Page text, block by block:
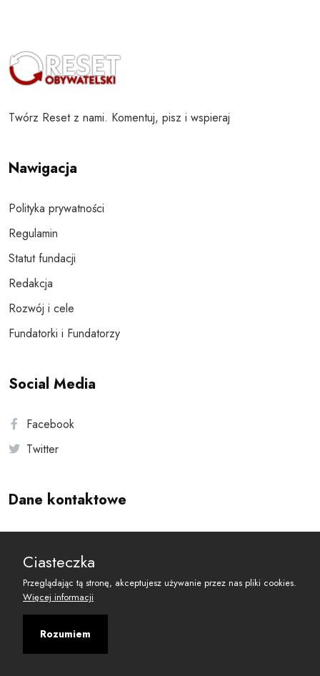
Twórz Reset z nami. Komentuj, pisz i wspieraj
Nawigacja
Polityka prywatności
Regulamin
Statut fundacji
Redakcja
Rozwój i cele
Fundatorki i Fundatorzy
Social Media
Facebook
Twitter
Dane kontaktowe
reset@resetobywatelski.pl
Ciasteczka
Przeglądając tą stronę, akceptujesz używanie przez nas pliki cookies.
Więcej informacji
Rozumiem